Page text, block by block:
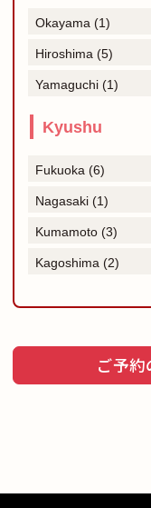
Okayama (1)
Hiroshima (5)
Yamaguchi (1)
Kyushu
Fukuoka (6)
Nagasaki (1)
Kumamoto (3)
Kagoshima (2)
ご予